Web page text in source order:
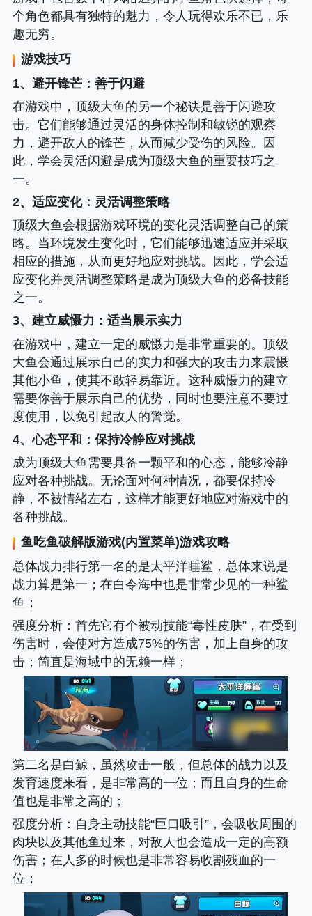
个角色都具有独特的魅力，令人玩得欢乐不已，乐
趣无穷。
游戏技巧
1、避开锋芒：善于闪避
在游戏中，顶级大鱼的另一个秘诀是善于闪避攻
击。它们能够通过灵活的身体控制和敏锐的观察
力，避开敌人的锋芒，从而减少受伤的风险。因
此，学会灵活闪避是成为顶级大鱼的重要技巧之
一。
2、适应变化：灵活调整策略
顶级大鱼会根据游戏环境的变化灵活调整自己的策
略。当环境发生变化时，它们能够迅速适应并采取
相应的措施，从而更好地应对挑战。因此，学会适
应变化并灵活调整策略是成为顶级大鱼的必备技能
之一。
3、建立威慑力 ：适当展示实力
在游戏中，建立一定的威慑力是非常重要的。顶级
大鱼会通过展示自己的实力和强大的攻击力来震慑
其他小鱼，使其不敢轻易靠近。这种威慑力的建立
需要你善于展示自己的优势，同时也要注意不要过
度使用，以免引起敌人的警觉。
4、心态平和 ：保持冷静应对挑战
成为顶级大鱼需要具备一颗平和的心态，能够冷静
应对各种挑战。无论面对何种情况，都要保持冷
静，不被情绪左右，这样才能更好地应对游戏中的
各种挑战。
鱼吃鱼破解版游戏(内置菜单)游戏攻略
总体战力排行第一名的是太平洋睡鲨，总体来说是
战力算是第一；在白令海中也是非常少见的一种鲨
鱼；
强度分析：首先它有个被动技能“毒性皮肤”，在受到
伤害时，会使对方造成75%的伤害，加上自身的攻
击；简直是海域中的无赖一样；
第二名是白鲸，虽然攻击一般，但总体的战力以及
发育速度来看，是非常高的一位；而且自身的生命
值也是非常之高的；
强度分析：自身主动技能“巨口吸引”，会吸收周围的
肉块以及其他鱼过来，对敌人也会造成一定的高额
伤害；在人多的时候也是非常容易收割残血的一
位；